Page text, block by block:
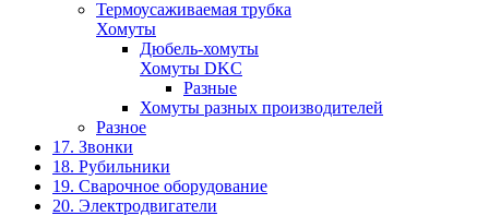
Термоусаживаемая трубка
Хомуты
Дюбель-хомуты
Хомуты DKC
Разные
Хомуты разных производителей
Разное
17. Звонки
18. Рубильники
19. Сварочное оборудование
20. Электродвигатели